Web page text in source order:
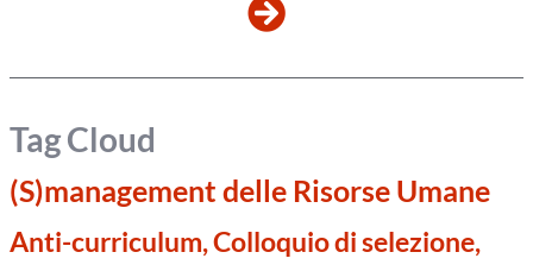
Tag Cloud
(S)management delle Risorse Umane
Anti-curriculum, Colloquio di selezione,